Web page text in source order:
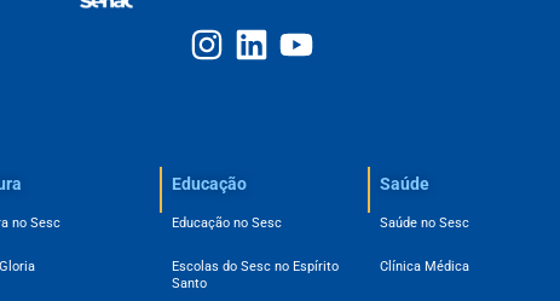
no Sesc
Educação
Educação no Sesc
Escolas do Sesc no Espírito
Santo
Saúde
Saúde no Sesc
Clínica Médica